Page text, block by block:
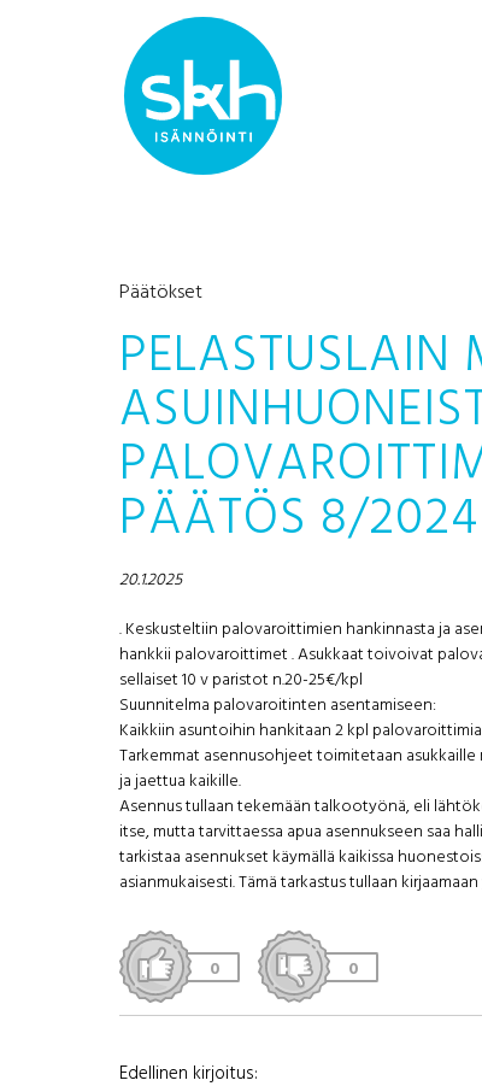
Päätökset
PELASTUSLAIN
PÄÄTÖS 8/2024
20.1.2025
. Keskusteltiin palovaroittimien hankinnasta ja
hankkii palovaroittimet . Asukkaat toivoivat
sellaiset 10 v paristot n.20-25€/kpl
Suunnitelma palovaroitinten asentamiseen:
Kaikkiin asuntoihin hankitaan 2 kpl
Tarkemmat asennusohjeet toimitetaan
ja jaettua kaikille.
Asennus tullaan tekemään talkootyönä, eli
itse, mutta tarvittaessa apua asennukseen saa
tarkistaa asennukset käymällä kaikissa
asianmukaisesti. Tämä tarkastus tullaan
0 0
Edellinen kirjoitus: